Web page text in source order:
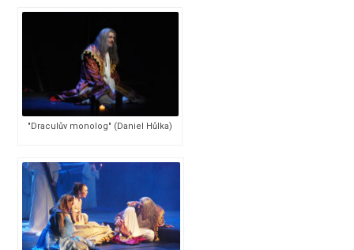
"Draculův monolog" (Daniel Hůlka)